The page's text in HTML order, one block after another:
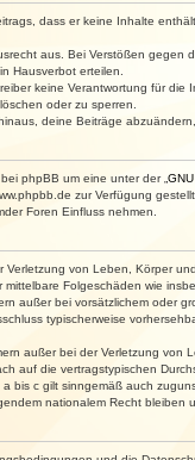
dass er keine Inhalte
aus. Bei Verstößen
Hausverbot erteilen.
keine Verantwortung für
oder zu sperren.
deine Beiträge
phpBB um eine unter der „
zur Verfügung
Foren Einfluss nehmen.
Verletzung von Leben, Körper
Folgeschäden wie
außer bei vorsätzlichem oder
typischerweise
außer bei der Verletzung von
auf die vertragstypischen
bis c gilt sinngemäß auch
nationalem Recht bleiben